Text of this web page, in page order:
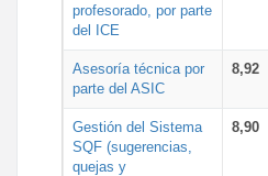
profesorado, por parte
del ICE
Asesoría técnica por
parte del ASIC
8,92
Gestión del Sistema
SQF (sugerencias,
quejas y
8,90